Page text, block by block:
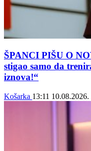
ŠPANCI PIŠU O
stigao samo da
iznova!“
Košarka 13:11 10.08.2026.